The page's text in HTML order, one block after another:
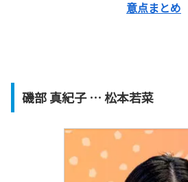
意点まとめ
磯部 真紀子 … 松本若菜